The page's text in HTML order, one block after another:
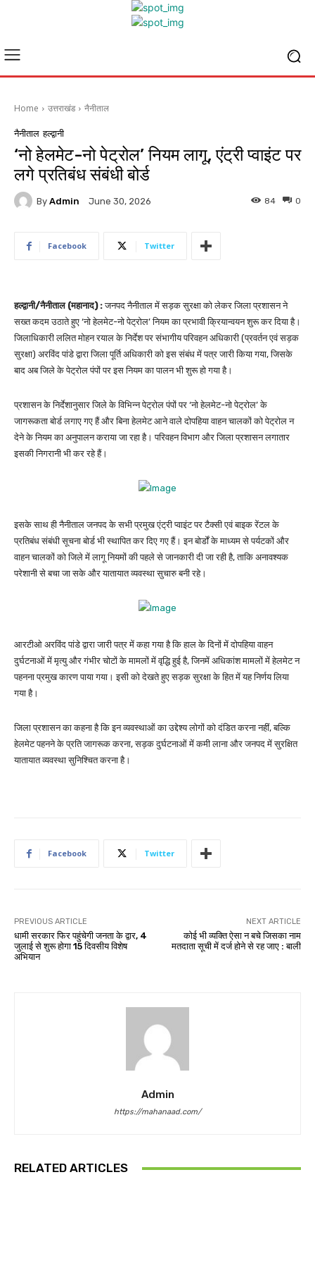
Home उत्तराखंड नैनीताल
नैनीताल हल्द्वानी
‘नो हेलमेट-नो पेट्रोल’ नियम लागू, एंट्री प्वाइंट पर
लगे प्रतिबंध संबंधी बोर्ड
By Admin June 30, 2026 0
84
Facebook Twitter
हल्द्वानी/नैनीताल (महानाद) :जनपद नैनीताल में सड़क सुरक्षा को लेकर जिला प्रशासन ने
सख्त कदम उठाते हुए ‘नो हेलमेट-नो पेट्रोल’ नियम का प्रभावी क्रियान्वयन शुरू कर दिया है।
जिलाधिकारी ललित मोहन रयाल के निर्देश पर संभागीय परिवहन अधिकारी (प्रवर्तन एवं सड़क
सुरक्षा) अरविंद पांडे द्वारा जिला पूर्ति अधिकारी को इस संबंध में पत्र जारी किया गया, जिसके
बाद अब जिले के पेट्रोल पंपों पर इस नियम का पालन भी शुरू हो गया है।
प्रशासन के निर्देशानुसार जिले के विभिन्न पेट्रोल पंपों पर ‘नो हेलमेट-नो पेट्रोल’ के
जागरूकता बोर्ड लगाए गए हैं और बिना हेलमेट आने वाले दोपहिया वाहन चालकों को पेट्रोल न
देने के नियम का अनुपालन कराया जा रहा है। परिवहन विभाग और जिला प्रशासन लगातार
इसकी निगरानी भी कर रहे हैं।
इसके साथ ही नैनीताल जनपद के सभी प्रमुख एंट्री प्वाइंट पर टैक्सी एवं बाइक रेंटल के
प्रतिबंध संबंधी सूचना बोर्ड भी स्थापित कर दिए गए हैं। इन बोर्डों के माध्यम से पर्यटकों और
वाहन चालकों को जिले में लागू नियमों की पहले से जानकारी दी जा रही है, ताकि अनावश्यक
परेशानी से बचा जा सके और यातायात व्यवस्था सुचारु बनी रहे।
आरटीओ अरविंद पांडे द्वारा जारी पत्र में कहा गया है कि हाल के दिनों में दोपहिया वाहन
दुर्घटनाओं में मृत्यु और गंभीर चोटों के मामलों में वृद्धि हुई है, जिनमें अधिकांश मामलों में हेलमेट न
पहनना प्रमुख कारण पाया गया। इसी को देखते हुए सड़क सुरक्षा के हित में यह निर्णय लिया
गया है।
जिला प्रशासन का कहना है कि इन व्यवस्थाओं का उद्देश्य लोगों को दंडित करना नहीं, बल्कि
हेलमेट पहनने के प्रति जागरूक करना, सड़क दुर्घटनाओं में कमी लाना और जनपद में सुरक्षित
यातायात व्यवस्था सुनिश्चित करना है।
Facebook Twitter
PREVIOUS ARTICLE
धामी सरकार फिर पहुंचेगी जनता के द्वार, 4
जुलाई से शुरू होगा 15 दिवसीय विशेष
अभियान
NEXT ARTICLE
कोई भी व्यक्ति ऐसा न बचे जिसका नाम
मतदाता सूची में दर्ज होने से रह जाए : बाली
Admin
https://mahanaad.com/
RELATED ARTICLES